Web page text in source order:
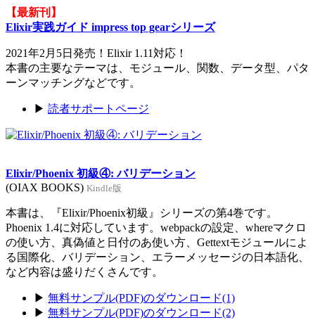
【最新刊】
Elixir実践ガイド impress top gearシリーズ
2021年2月5日発売！Elixir 1.11対応！
本書の主要なテーマは、モジュール、関数、データ型、パタ
ーンマッチングなどです。
▶ 読者サポートページ
Elixir/Phoenix 初級④: バリデーション
(OIAX BOOKS) Kindle版
本書は、『Elixir/Phoenix初級』シリーズの第4巻です。
Phoenix 1.4に対応しています。webpackの設定、whereマクロ
の使い方、真偽値と日付のあ使い方、Gettextモジュールによ
る国際化、バリデーション、エラーメッセージの日本語化、
など内容は盛りだくさんです。
▶ 無料サンプル(PDF)のダウンロード(1)
▶ 無料サンプル(PDF)のダウンロード(2)